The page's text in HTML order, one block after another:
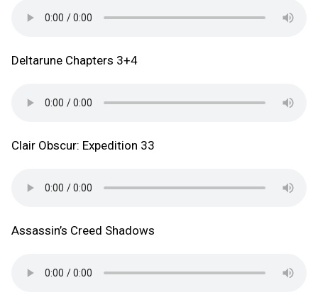
Deltarune Chapters 3+4
Clair Obscur: Expedition 33
Assassin’s Creed Shadows